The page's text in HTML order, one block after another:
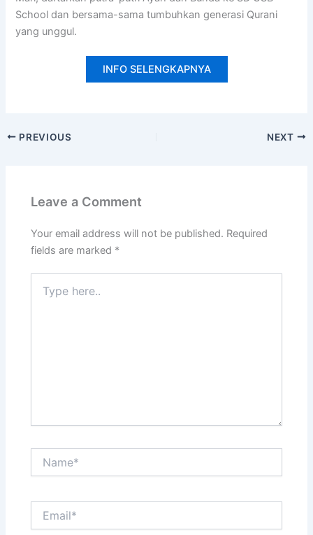
School dan bersama-sama tumbuhkan generasi Qurani
yang unggul.
INFO SELENGKAPNYA
PREVIOUS NEXT
Leave a Comment
Your email address will not be published. Required
fields are marked *
here..